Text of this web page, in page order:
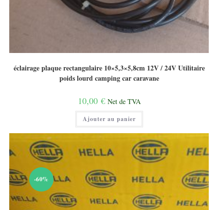
éclairage plaque rectangulaire 10×5,3×5,8cm 12V / 24V Utilitaire
poids lourd camping car caravane
10,00 € Net de TVA
Ajouter au panier
-60%